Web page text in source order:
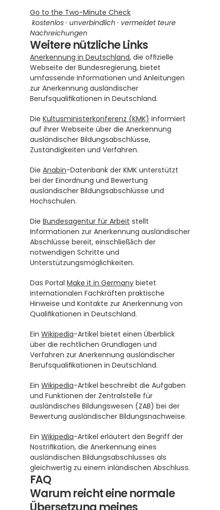
Go to the Two-Minute Check
Nachreichungen
Weitere nützliche Links
Anerkennung in Deutschland, die offizielle
Webseite der Bundesregierung, bietet
umfassende Informationen und Anleitungen
zur Anerkennung ausländischer
Berufsqualifikationen in Deutschland.
Die Kultusministerkonferenz (KMK) informiert
auf ihrer Webseite über die Anerkennung
ausländischer Bildungsabschlüsse,
Zuständigkeiten und Verfahren.
Die Anabin-Datenbank der KMK unterstützt
bei der Einordnung und Bewertung
ausländischer Bildungsabschlüsse und
Hochschulen.
Die Bundesagentur für Arbeit stellt
Informationen zur Anerkennung ausländischer
Abschlüsse bereit, einschließlich der
notwendigen Schritte und
Unterstützungsmöglichkeiten.
Das Portal Make it in Germany bietet
internationalen Fachkräften praktische
Hinweise und Kontakte zur Anerkennung von
Qualifikationen in Deutschland.
Ein Wikipedia-Artikel bietet einen Überblick
über die rechtlichen Grundlagen und
Verfahren zur Anerkennung ausländischer
Berufsqualifikationen in Deutschland.
Ein Wikipedia-Artikel beschreibt die Aufgaben
und Funktionen der Zentralstelle für
ausländisches Bildungswesen (ZAB) bei der
Bewertung ausländischer Bildungsnachweise.
Ein Wikipedia-Artikel erläutert den Begriff der
Nostrifikation, die Anerkennung eines
ausländischen Bildungsabschlusses als
gleichwertig zu einem inländischen Abschluss.
FAQ
Warum reicht eine normale